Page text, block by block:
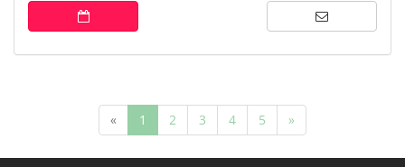
« 1 (current)
2 3 4 5 »